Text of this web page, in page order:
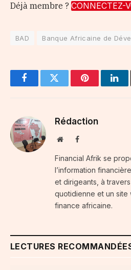
Déjà membre ? CONNECTEZ-
BAD Banque Africaine de
FacebookTwitter Pinterest
Rédaction
WebsiteFacebook
Financial Afrik se
l’information
et dirigeants, à
quotidienne et un
finance africaine.
LECTURES